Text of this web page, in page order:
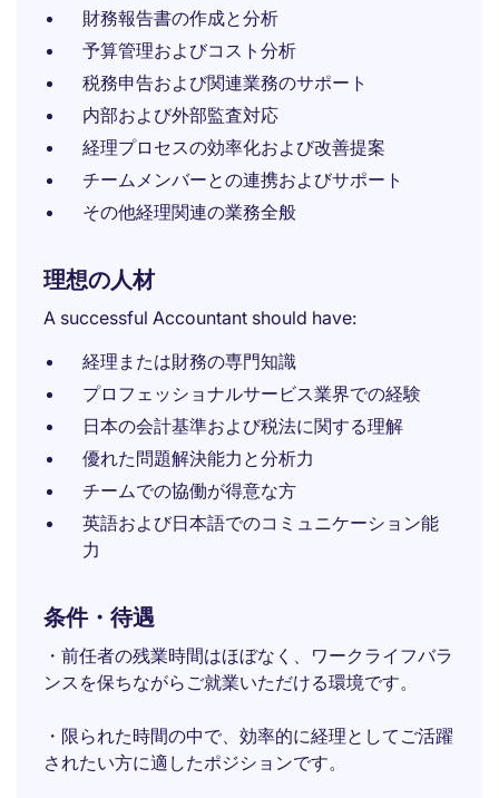
財務報告書の作成と分析
予算管理およびコスト分析
税務申告および関連業務のサポート
内部および外部監査対応
経理プロセスの効率化および改善提案
チームメンバーとの連携およびサポート
その他経理関連の業務全般
理想の人材
A successful Accountant should have:
経理または財務の専門知識
プロフェッショナルサービス業界での経験
日本の会計基準および税法に関する理解
優れた問題解決能力と分析力
チームでの協働が得意な方
英語および日本語でのコミュニケーション能
力
条件・待遇
・前任者の残業時間はほぼなく、ワークライフバラ
ンスを保ちながらご就業いただける環境です。
・限られた時間の中で、効率的に経理としてご活躍
されたい方に適したポジションです。